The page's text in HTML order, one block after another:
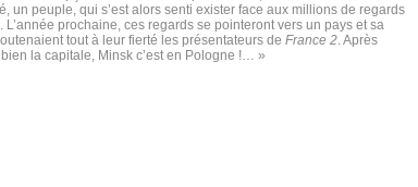
un peuple, qui s’est alors senti exister face aux millions de regards
prochaine, ces regards se pointeront vers un pays et sa
tout à leur fierté les présentateurs de France 2. Après
la capitale, Minsk c’est en Pologne !… »